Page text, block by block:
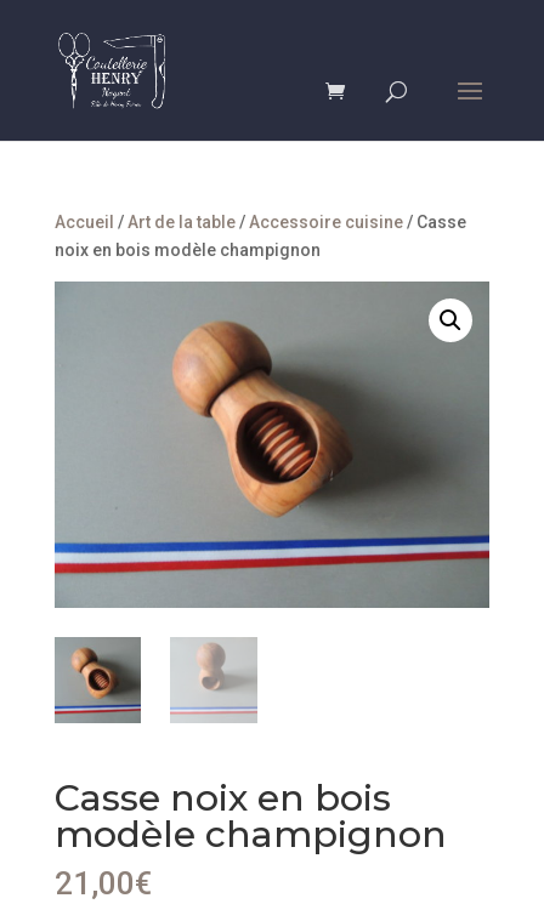
Accueil /Art de la table/Accessoire cuisine/ Casse
noix en bois modèle champignon
Casse noix en bois
modèle champignon
21,00€